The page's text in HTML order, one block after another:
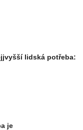
lidská potřeba:
je